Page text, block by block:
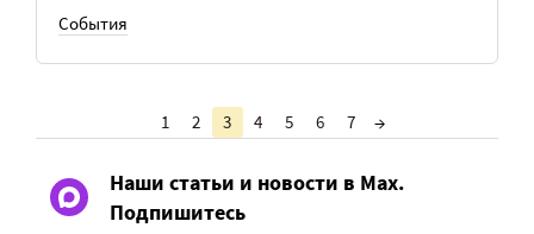
События
1 2 3 4 5 6 7 →
Наши статьи и новости в Max.
Подпишитесь